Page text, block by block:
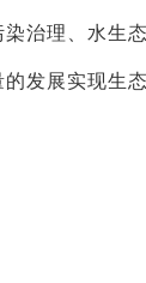
治理、水生
发展实现生